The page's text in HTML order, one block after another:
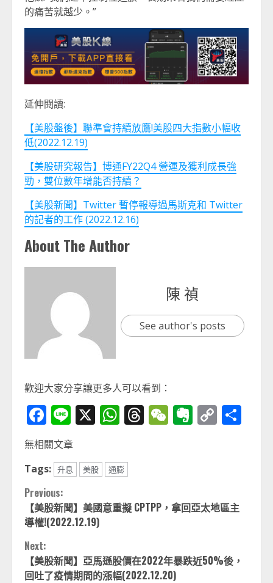
的痛苦就越少。”
延伸閱讀:
【美股盤後】聯準會持續放鷹!美股四大指數小幅收
低(2022.12.19)
【美股研究報告】博通FY22Q4 營運及獲利成長強
勁，雙位數年增能否持續？
【美股新聞】Twitter 暫停報導過馬斯克和 Twitter
的記者的工作 (2022.12.16)
About The Author
陳 禎
See author's posts
歡迎大家分享讓更多人可以看到：
Facebook
Line
X WhatsApp
Threads
WeChat
Evernote
Copy
無相關文章
Tags: 升息 美股 通膨
Continue
Reading
Previous:
【美股新聞】美國意重擬 CPTPP，拿回亞太地區主
導權!(2022.12.19)
Next:
【美股新聞】亞馬遜股價在2022年暴跌近50%後，
回吐了疫情期間的漲幅(2022.12.20)